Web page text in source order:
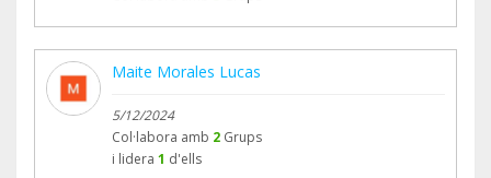
Maite Morales Lucas
5/12/2024
Col·labora amb 2 Grups
i lidera 1 d'ells